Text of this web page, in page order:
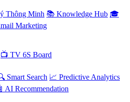
Thông Minh 📚 Knowledge Hub 🎓
Marketing
📺 TV 6S Board
Smart Search 📈 Predictive Analytics
AI Recommendation